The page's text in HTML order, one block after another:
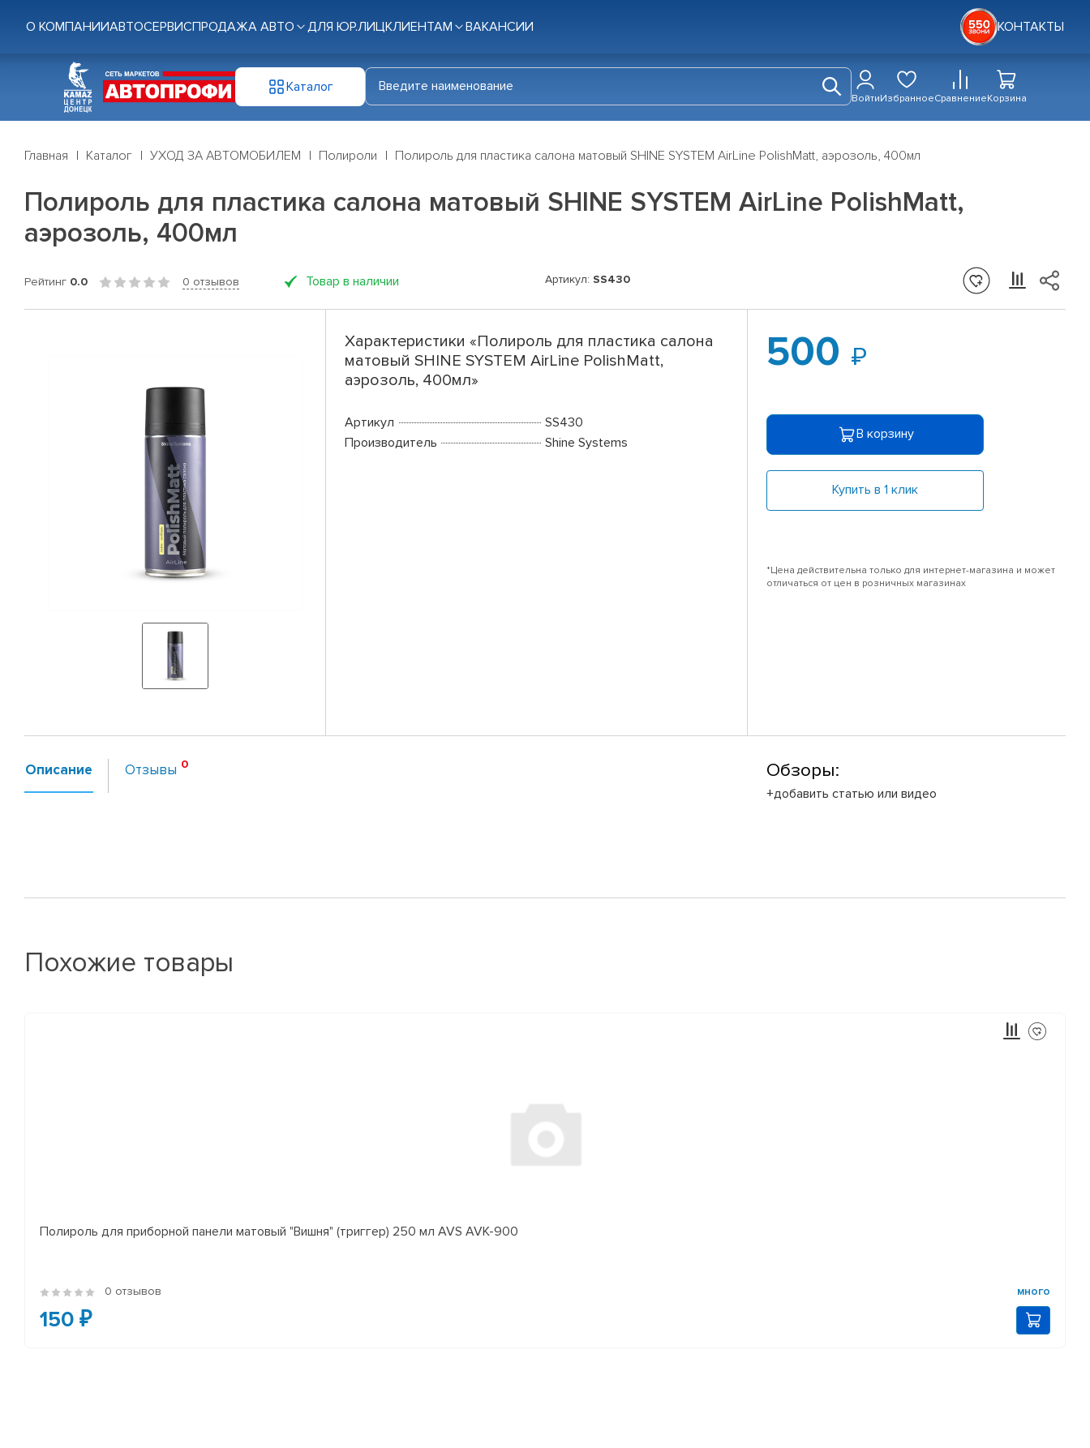
О КОМПАНИИАВТОСЕРВИСПРОДАЖА АВТО ДЛЯ ЮР.ЛИЦКЛИЕНТАМ ВАКАНСИИ КОНТАКТЫ
Каталог
ВойтиИзбранноеСравнениеКорзина
Главная Каталог УХОД ЗА АВТОМОБИЛЕМ Полироли Полироль для пластика салона матовый SHINE SYSTEM AirLine PolishMatt, аэрозоль, 400мл
Полироль для пластика салона матовый SHINE SYSTEM AirLine PolishMatt,
аэрозоль, 400мл
Рейтинг 0.0 0 отзывов Товар в наличии Артикул: SS430
Характеристики «Полироль для пластика салона
матовый SHINE SYSTEM AirLine PolishMatt,
аэрозоль, 400мл»
Артикул
SS430
Производитель
Shine Systems
500
В корзину
Купить в 1 клик
*Цена действительна только для интернет-магазина и может
отличаться от цен в розничных магазинах
Описание Отзывы Обзоры:
+добавить статью или видео
Похожие товары
Полироль для приборной панели матовый "Вишня" (триггер) 250 мл AVS AVK-900
0 отзывов много
150 ₽